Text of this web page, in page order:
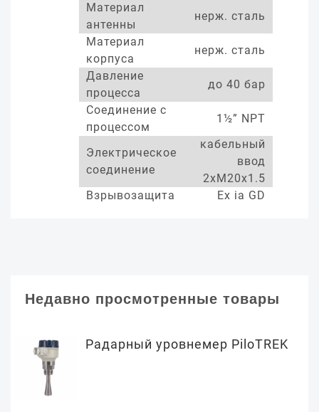
Материал
антенны
нерж. сталь
Материал
корпуса
нерж. сталь
Давление
процесса
до 40 бар
Соединение с
процессом
1½” NPT
Электрическое
соединение
кабельный
ввод
2xM20x1.5
Взрывозащита
Ex ia GD
Недавно просмотренные товары
Радарный уровнемер PiloTREK